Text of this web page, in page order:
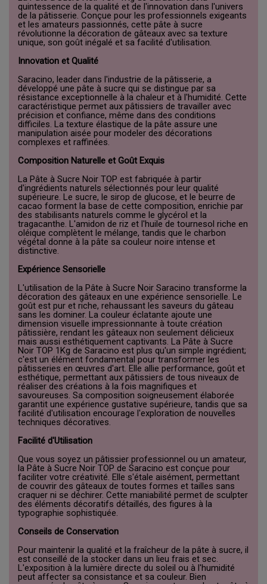
quintessence de la qualité et de l'innovation dans l'univers
de la pâtisserie. Conçue pour les professionnels exigeants
et les amateurs passionnés, cette pâte à sucre
révolutionne la décoration de gâteaux avec sa texture
unique, son goût inégalé et sa facilité d'utilisation.
Innovation et Qualité
Saracino, leader dans l'industrie de la pâtisserie, a
développé une pâte à sucre qui se distingue par sa
résistance exceptionnelle à la chaleur et à l'humidité. Cette
caractéristique permet aux pâtissiers de travailler avec
précision et confiance, même dans des conditions
difficiles. La texture élastique de la pâte assure une
manipulation aisée pour modeler des décorations
complexes et raffinées.
Composition Naturelle et Goût Exquis
La Pâte à Sucre Noir TOP est fabriquée à partir
d'ingrédients naturels sélectionnés pour leur qualité
supérieure. Le sucre, le sirop de glucose, et le beurre de
cacao forment la base de cette composition, enrichie par
des stabilisants naturels comme le glycérol et la
tragacanthe. L'amidon de riz et l'huile de tournesol riche en
oléique complètent le mélange, tandis que le charbon
végétal donne à la pâte sa couleur noire intense et
distinctive.
Expérience Sensorielle
L'utilisation de la Pâte à Sucre Noir Saracino transforme la
décoration des gâteaux en une expérience sensorielle. Le
goût est pur et riche, rehaussant les saveurs du gâteau
sans les dominer. La couleur éclatante ajoute une
dimension visuelle impressionnante à toute création
pâtissière, rendant les gâteaux non seulement délicieux
mais aussi esthétiquement captivants. La Pâte à Sucre
Noir TOP 1Kg de Saracino est plus qu'un simple ingrédient;
c'est un élément fondamental pour transformer les
pâtisseries en œuvres d'art. Elle allie performance, goût et
esthétique, permettant aux pâtissiers de tous niveaux de
réaliser des créations à la fois magnifiques et
savoureuses. Sa composition soigneusement élaborée
garantit une expérience gustative supérieure, tandis que sa
facilité d'utilisation encourage l'exploration de nouvelles
techniques décoratives.
Facilité d'Utilisation
Que vous soyez un pâtissier professionnel ou un amateur,
la Pâte à Sucre Noir TOP de Saracino est conçue pour
faciliter votre créativité. Elle s'étale aisément, permettant
de couvrir des gâteaux de toutes formes et tailles sans
craquer ni se déchirer. Cette maniabilité permet de sculpter
des éléments décoratifs détaillés, des figures à la
typographie sophistiquée.
Conseils de Conservation
Pour maintenir la qualité et la fraîcheur de la pâte à sucre, il
est conseillé de la stocker dans un lieu frais et sec.
L'exposition à la lumière directe du soleil ou à l'humidité
peut affecter sa consistance et sa couleur. Bien